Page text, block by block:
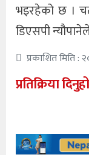
भइरहेको छ ।
डिएसपी
प्रकाशित मिति :
प्रतिक्रिया